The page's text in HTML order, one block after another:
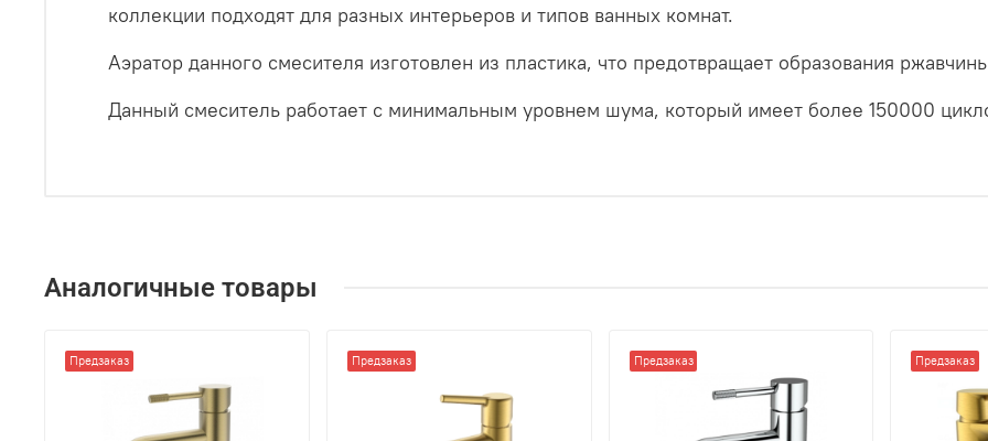
коллекции подходят для разных интерьеров и типов ванных комнат.
Аэратор данного смесителя изготовлен из пластика, что предотвращает образования
Данный смеситель работает с минимальным уровнем шума, который имеет более 150000
Аналогичные товары
Предзаказ Предзаказ Предзаказ Предзаказ